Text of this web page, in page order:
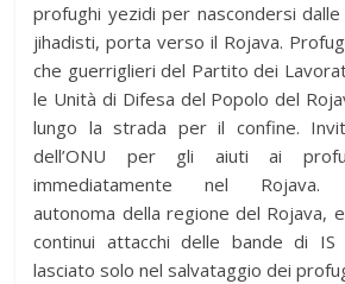
profughi yezidi per nascondersi
jihadisti, porta verso il Rojava.
che guerriglieri del Partito dei
le Unità di Difesa del Popolo del
lungo la strada per il confine.
dell’ONU per gli aiuti ai
immediatamente nel Rojava.
autonoma della regione del Rojava,
continui attacchi delle bande di
lasciato solo nel salvataggio dei